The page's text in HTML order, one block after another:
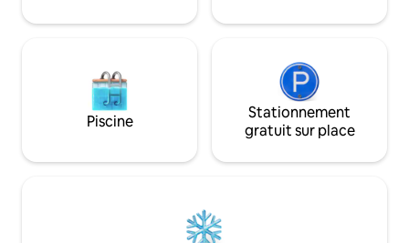
Piscine
Stationnement
gratuit sur place